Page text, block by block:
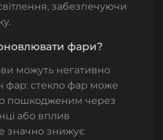
забезпечуючи
фари?
можуть негативно
фар: стекло фар може
пошкодженим через
або вплив
значно знижує